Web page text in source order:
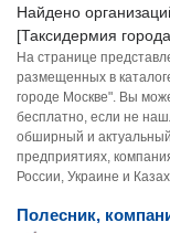
Найдено
[Таксидермия
На странице
размещенных в
городе Москве". Вы
бесплатно, если не
обширный и
предприятиях,
России, Украине и
Полесник,